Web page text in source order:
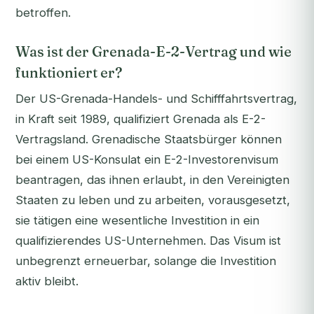
betroffen.
Was ist der Grenada-E-2-Vertrag und wie
funktioniert er?
Der US-Grenada-Handels- und Schifffahrtsvertrag,
in Kraft seit 1989, qualifiziert Grenada als E-2-
Vertragsland. Grenadische Staatsbürger können
bei einem US-Konsulat ein E-2-Investorenvisum
beantragen, das ihnen erlaubt, in den Vereinigten
Staaten zu leben und zu arbeiten, vorausgesetzt,
sie tätigen eine wesentliche Investition in ein
qualifizierendes US-Unternehmen. Das Visum ist
unbegrenzt erneuerbar, solange die Investition
aktiv bleibt.